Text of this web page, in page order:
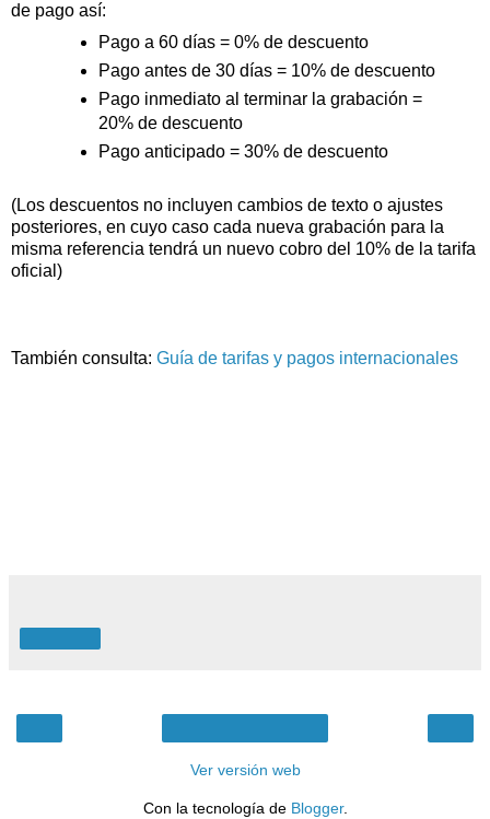
de pago así:
Pago a 60 días = 0% de descuento
Pago antes de 30 días = 10% de descuento
Pago inmediato al terminar la grabación =
20% de descuento
Pago anticipado = 30% de descuento
(Los descuentos no incluyen cambios de texto o ajustes
posteriores, en cuyo caso cada nueva grabación para la
misma referencia tendrá un nuevo cobro del 10% de la tarifa
oficial)
También consulta: Guía de tarifas y pagos internacionales
Ver versión web
Con la tecnología de Blogger.